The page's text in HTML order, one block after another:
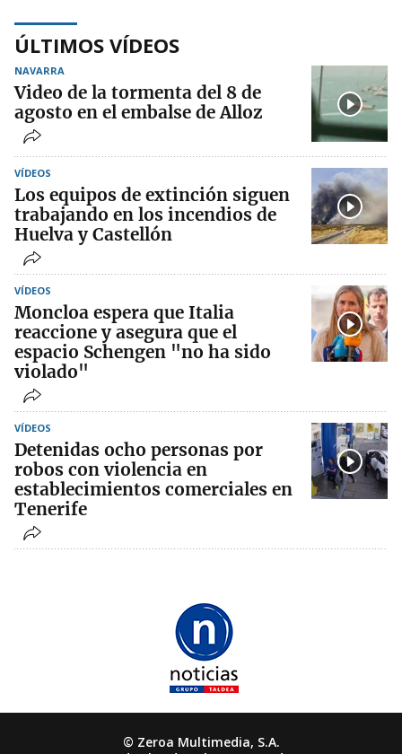
ÚLTIMOS VÍDEOS
NAVARRA
Video de la tormenta del 8 de
agosto en el embalse de Alloz
VÍDEOS
Los equipos de extinción siguen
trabajando en los incendios de
Huelva y Castellón
VÍDEOS
Moncloa espera que Italia
reaccione y asegura que el
espacio Schengen "no ha sido
violado"
VÍDEOS
Detenidas ocho personas por
robos con violencia en
establecimientos comerciales en
Tenerife
© Zeroa Multimedia, S.A.